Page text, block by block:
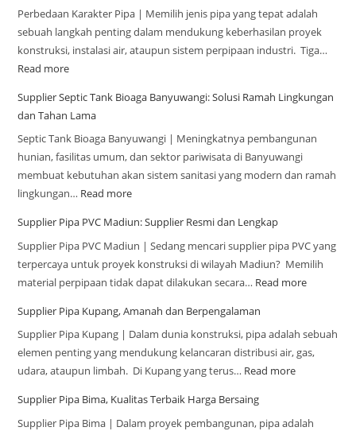
Perbedaan Karakter Pipa | Memilih jenis pipa yang tepat adalah
sebuah langkah penting dalam mendukung keberhasilan proyek
konstruksi, instalasi air, ataupun sistem perpipaan industri. Tiga…
Read more
Supplier Septic Tank Bioaga Banyuwangi: Solusi Ramah Lingkungan
dan Tahan Lama
Septic Tank Bioaga Banyuwangi | Meningkatnya pembangunan
hunian, fasilitas umum, dan sektor pariwisata di Banyuwangi
membuat kebutuhan akan sistem sanitasi yang modern dan ramah
lingkungan… Read more
Supplier Pipa PVC Madiun: Supplier Resmi dan Lengkap
Supplier Pipa PVC Madiun | Sedang mencari supplier pipa PVC yang
terpercaya untuk proyek konstruksi di wilayah Madiun? Memilih
material perpipaan tidak dapat dilakukan secara… Read more
Supplier Pipa Kupang, Amanah dan Berpengalaman
Supplier Pipa Kupang | Dalam dunia konstruksi, pipa adalah sebuah
elemen penting yang mendukung kelancaran distribusi air, gas,
udara, ataupun limbah. Di Kupang yang terus… Read more
Supplier Pipa Bima, Kualitas Terbaik Harga Bersaing
Supplier Pipa Bima | Dalam proyek pembangunan, pipa adalah